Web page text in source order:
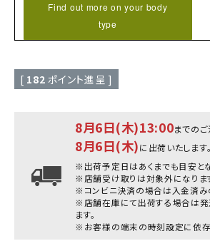
Find out more on your body
type
[ 182 ポイント進呈 ]
8月6日(木)13:00までの
8月6日(木)に出荷いたします。
※出荷予定日はあくまでも目安とな
※店舗受け取りは対象外になりま
※コンビニ決済の場合は入金済み
※店舗在庫にて出荷する場合は発
ます。
※お客様の端末の時刻設定に依存